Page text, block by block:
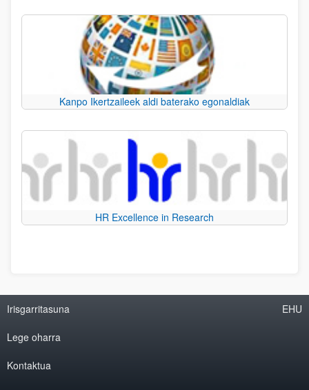
Kanpo Ikertzaileek aldi baterako egonaldiak
HR Excellence in Research
Irisgarritasuna
Lege oharra
Kontaktua
EHU